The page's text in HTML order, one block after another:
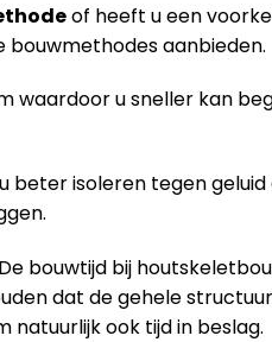
of heeft u een
bouwmethodes aanbieden.
waardoor u sneller kan
beter isoleren tegen
bouwtijd bij
dat de gehele
ook tijd in beslag.